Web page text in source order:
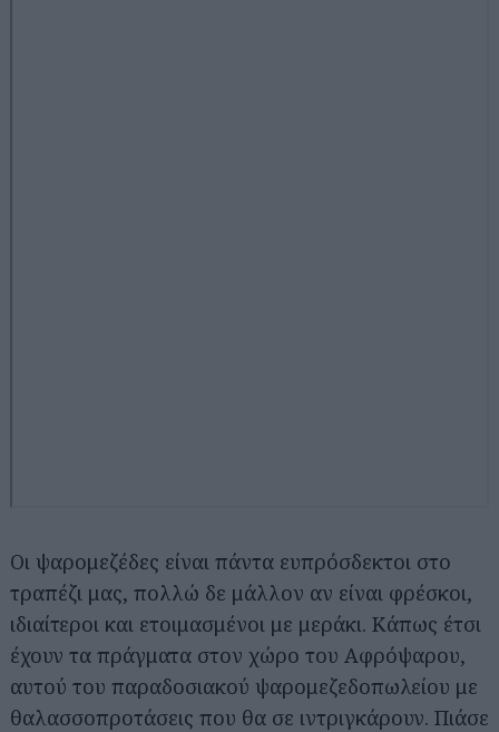
Οι ψαρομεζέδες είναι πάντα ευπρόσδεκτοι στο
τραπέζι μας, πολλώ δε μάλλον αν είναι φρέσκοι,
ιδιαίτεροι και ετοιμασμένοι με μεράκι. Κάπως έτσι
έχουν τα πράγματα στον χώρο του Αφρόψαρου,
αυτού του παραδοσιακού ψαρομεζεδοπωλείου με
θαλασσοπροτάσεις που θα σε ιντριγκάρουν. Πιάσε